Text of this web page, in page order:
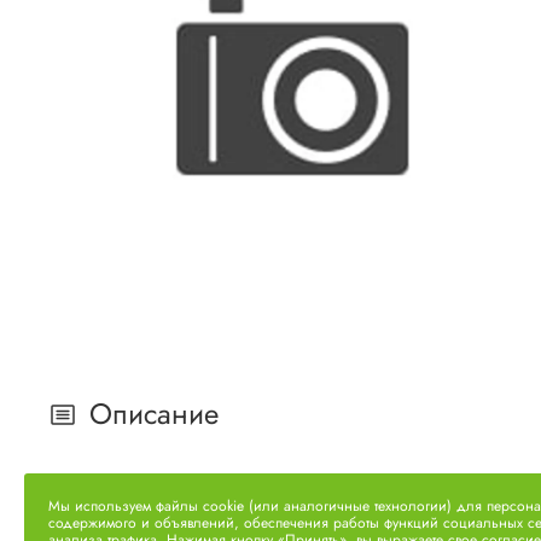
Описание
Болт М10Х1,5Х120 200333-П29
Мы используем файлы cookie (или аналогичные технологии) для
содержимого и объявлений, обеспечения работы функций социальных